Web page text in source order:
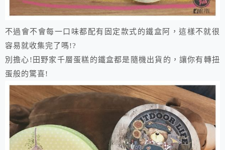
不過會不會每一口味都配有固定款式的鐵盒阿，這樣不就很
容易就收集完了嗎!?
別擔心!田野家千層蛋糕的鐵盒都是隨機出貨的，讓你有轉扭
蛋般的驚喜!